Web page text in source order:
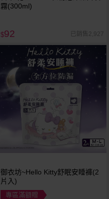
霧(300ml)
$92 已銷售2,927
御衣坊~Hello Kitty舒眠安睡褲(2
片入)
專區滿額贈